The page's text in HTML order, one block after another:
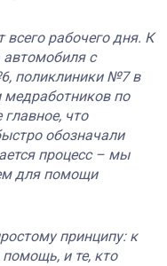
всего рабочего дня. К
с
поликлиники №7 в
медработников по
что
обозначали
процесс – мы
для помощи
принципу: к
и те, кто